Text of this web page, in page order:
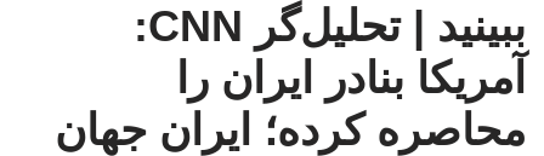
ببینید | تحلیل‌گر CNN:
آمریکا بنادر ایران را
محاصره کرده؛ ایران جهان